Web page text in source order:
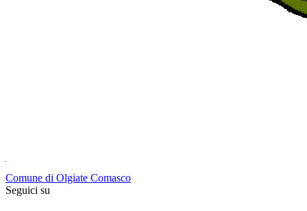
Comune di Olgiate Comasco
Seguici su